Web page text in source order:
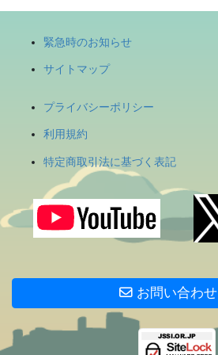
緊急時のお知らせ
サイトマップ
プライバシーポリシー
利用規約
特定商取引法に基づく表記
お問い合わせ